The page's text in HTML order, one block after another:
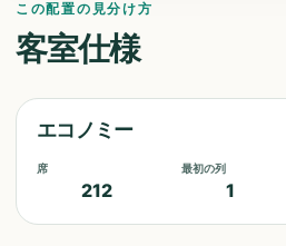
この配置の見分け方
客室仕様
エコノミー
席
212
最初の列
1